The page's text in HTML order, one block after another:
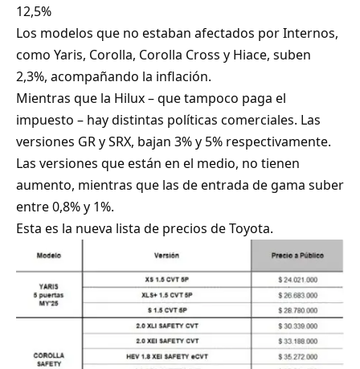
12,5%
Los modelos que no estaban afectados por Internos,
como Yaris, Corolla, Corolla Cross y Hiace, suben
2,3%, acompañando la inflación.
Mientras que la Hilux – que tampoco paga el
impuesto – hay distintas políticas comerciales. Las
versiones GR y SRX, bajan 3% y 5% respectivamente.
Las versiones que están en el medio, no tienen
aumento, mientras que las de entrada de gama suber
entre 0,8% y 1%.
Esta es la nueva lista de precios de Toyota.